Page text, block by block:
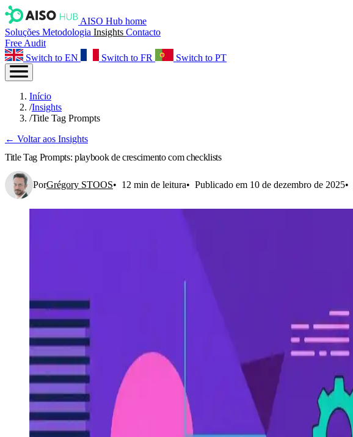
AISO Hub home
Soluções Metodologia Insights Contacto
Free Audit
Switch to EN
Switch to FR Switch to PT
Início
/Insights
/Title Tag Prompts
← Voltar aos Insights
Title Tag Prompts: playbook de crescimento com checklists
PorGrégory STOOS 12 min de leitura Publicado em 10 de dezembro de 2025